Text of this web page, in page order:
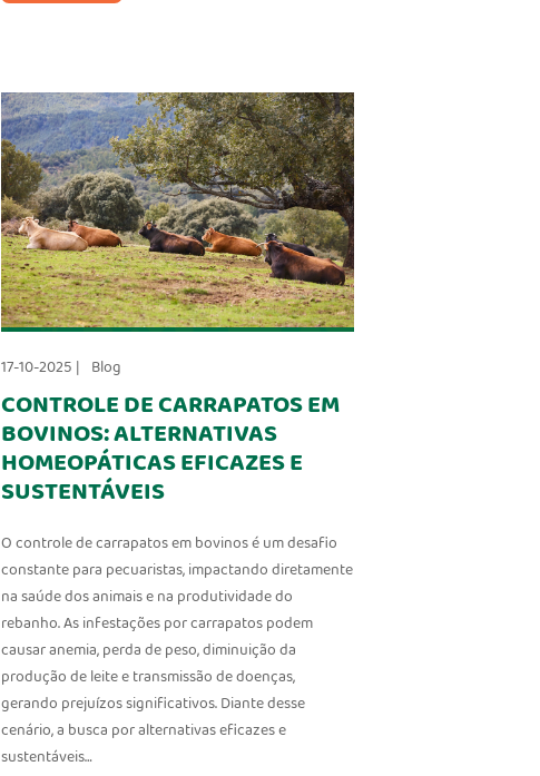
17-10-2025 | Blog
CONTROLE DE CARRAPATOS EM
BOVINOS: ALTERNATIVAS
HOMEOPÁTICAS EFICAZES E
SUSTENTÁVEIS
O controle de carrapatos em bovinos é um desafio
constante para pecuaristas, impactando diretamente
na saúde dos animais e na produtividade do
rebanho. As infestações por carrapatos podem
causar anemia, perda de peso, diminuição da
produção de leite e transmissão de doenças,
gerando prejuízos significativos. Diante desse
cenário, a busca por alternativas eficazes e
sustentáveis…